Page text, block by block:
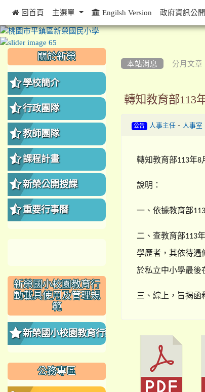
本站消息 分月文章
轉知教育部113
公告 人事主任- 人事室
轉知教育部113年8
說明：
一、依據教育部113
二、查教育部113年
學歷者，其依待遇
於私立中小學最後
三、綜上，旨揭函
::: 關於新榮
學校簡介
行政團隊
教師團隊
課程計畫
新榮公開授課
重要行事曆
新榮國小校園教育行
動載具使用及管理規
範
新榮國小校園教育行動
公務專區
::: 回首頁 主選單 Engilsh Version 政府資訊公開